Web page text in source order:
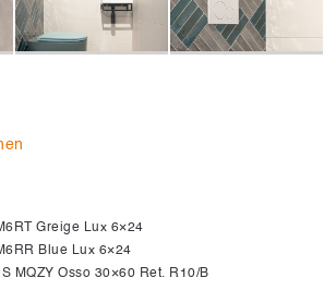
Greige Lux 6×24
Blue Lux 6×24
MQZY Osso 30×60 Ret. R10/B